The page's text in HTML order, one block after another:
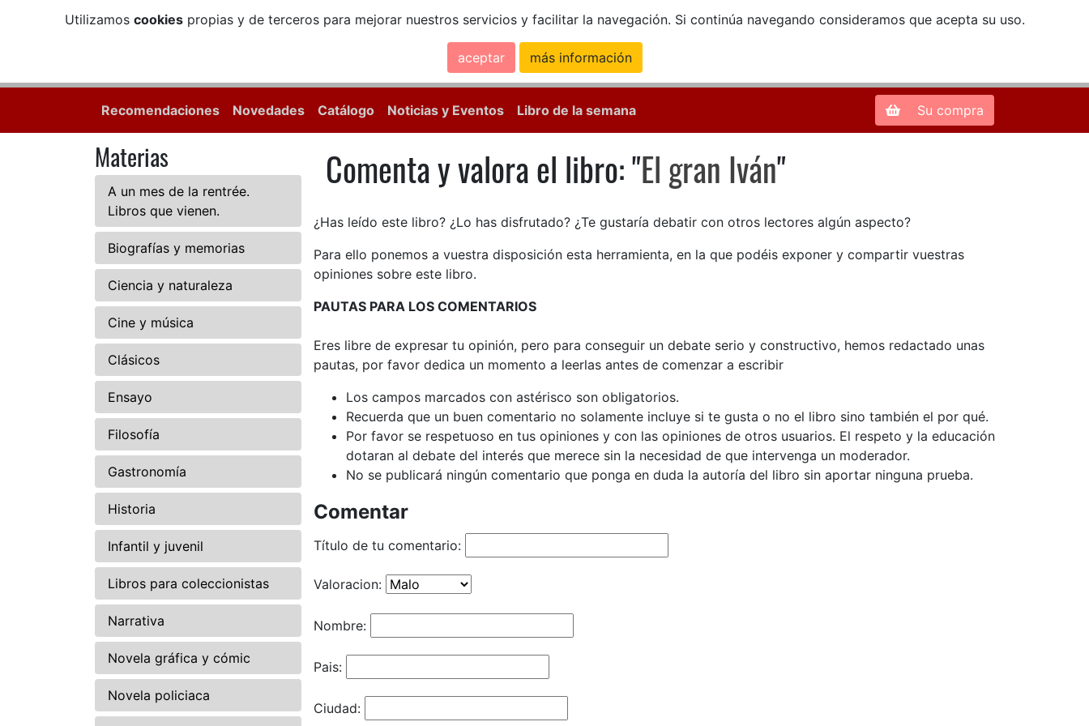
Utilizamos cookiespropias y de terceros para mejorar nuestros servicios y facilitar la navegación. Si continúa navegando consideramos que acepta su uso.
aceptar más información
Zona de Clientes
Recomendaciones Novedades Catálogo Noticias y Eventos Libro de la semana Su compra
Materias
A un mes de la rentrée.
Libros que vienen.
Biografías y memorias
Ciencia y naturaleza
Cine y música
Clásicos
Ensayo
Filosofía
Gastronomía
Historia
Infantil y juvenil
Libros para coleccionistas
Narrativa
Novela gráfica y cómic
Novela policiaca
Comenta y valora el libro: El gran Iván
Comenta y valora el libro: "El gran Iván"
¿Has leído este libro? ¿Lo has disfrutado? ¿Te gustaría debatir con otros lectores algún aspecto?
Para ello ponemos a vuestra disposición esta herramienta, en la que podéis exponer y compartir vuestras
opiniones sobre este libro.
PAUTAS PARA LOS COMENTARIOS
Eres libre de expresar tu opinión, pero para conseguir un debate serio y constructivo, hemos redactado unas
pautas, por favor dedica un momento a leerlas antes de comenzar a escribir
Los campos marcados con astérisco son obligatorios.
Recuerda que un buen comentario no solamente incluye si te gusta o no el libro sino también el por qué.
Por favor se respetuoso en tus opiniones y con las opiniones de otros usuarios. El respeto y la educación
dotaran al debate del interés que merece sin la necesidad de que intervenga un moderador.
No se publicará ningún comentario que ponga en duda la autoría del libro sin aportar ninguna prueba.
Comentar
Título de tu comentario:
Valoracion:
Nombre:
Pais:
Ciudad: